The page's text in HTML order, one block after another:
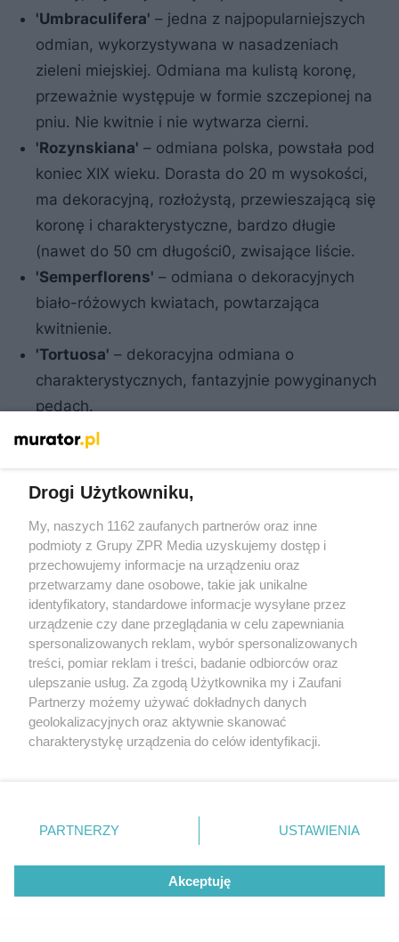
'Umbraculifera' – jedna z najpopularniejszych
odmian, wykorzystywana w nasadzeniach
zieleni miejskiej. Odmiana ma kulistą koronę,
przeważnie występuje w formie szczepionej na
pniu. Nie kwitnie i nie wytwarza cierni.
'Rozynskiana' – odmiana polska, powstała pod
koniec XIX wieku. Dorasta do 20 m wysokości,
ma dekoracyjną, rozłożystą, przewieszającą się
koronę i charakterystyczne, bardzo długie
(nawet do 50 cm długości0, zwisające liście.
'Semperflorens' – odmiana o dekoracyjnych
biało-różowych kwiatach, powtarzająca
kwitnienie.
'Tortuosa' – dekoracyjna odmiana o
charakterystycznych, fantazyjnie powyginanych
pędach.
'Unifolia'
'Pyramidalis'
- odmiana piramidalna, drzewo o
gałęziami, z nielicznymi cierniami.
Drogi Użytkowniku,
My, naszych 1162 zaufanych partnerów oraz inne
podmioty z Grupy ZPR Media uzyskujemy dostęp i
przechowujemy informacje na urządzeniu oraz
przetwarzamy dane osobowe, takie jak unikalne
identyfikatory, standardowe informacje wysyłane przez
urządzenie czy dane przeglądania w celu zapewniania
spersonalizowanych reklam, wybór spersonalizowanych
treści, pomiar reklam i treści, badanie odbiorców oraz
ulepszanie usług. Za zgodą Użytkownika my i Zaufani
Partnerzy możemy używać dokładnych danych
geolokalizacyjnych oraz aktywnie skanować
charakterystykę urządzenia do celów identyfikacji.
zmienić/wycofać klikając przycisk ustawień prywatności
znajdujący się w lewym dolnym rogu strony
rodzaje przetwarzania danych nie wymagają zgody
użytkownika, ale masz prawo sprzeciwić się takiemu
przetwarzaniu. Preferencje będą miały zastosowanie tylko
PARTNERZY USTAWIENIA
Akceptuję